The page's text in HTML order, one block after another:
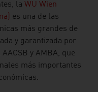
la WU Wien
es una de las
más grandes de
y garantizada por
y AMBA, que
más importantes